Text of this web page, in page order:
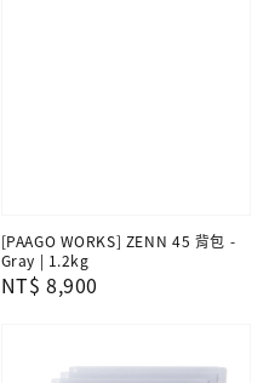
[PAAGO WORKS] ZENN 45 背包 -
Gray | 1.2kg
Regular
NT$ 8,900